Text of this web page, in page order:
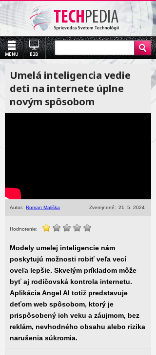
Umelá inteligencia vedie
deti na internete úplne
novým spôsobom
Autor: Roman Mališka Zverejnené: 21. 5. 2024
Hodnotenie:
Modely umelej inteligencie nám
poskytujú možnosti robiť veľa vecí
oveľa lepšie. Skvelým príkladom môže
byť aj rodičovská kontrola internetu.
Aplikácia Angel AI totiž predstavuje
deťom web spôsobom, ktorý je
prispôsobený ich veku a záujmom, bez
reklám, nevhodného obsahu alebo rizika
narušenia súkromia.